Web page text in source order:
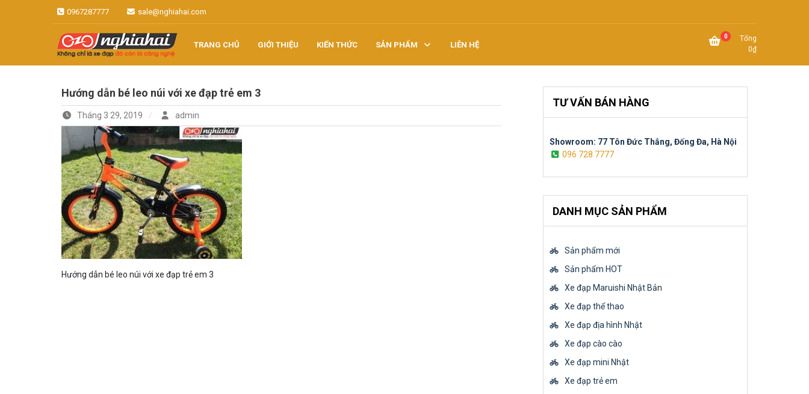
0967287777 sale@nghiahai.com
Nghĩa Hải
Không chỉ là xe đạp, đó còn là
TRANG CHỦ GIỚI THIỆU KIẾN THỨC SẢN PHẨM LIÊN HỆ
0
Tổng
0₫
Hướng dẫn bé leo núi với xe đạp trẻ em 3
Tháng 3 29, 2019 admin
Hướng dẫn bé leo núi với xe đạp trẻ em 3
TƯ VẤN BÁN HÀNG
Showroom: 77 Tôn Đức Thắng, Đống Đa, Hà Nội
096 728 7777
DANH MỤC SẢN PHẨM
Sản phẩm mới
Sản phẩm HOT
Xe đạp Maruishi Nhật Bản
Xe đạp thể thao
Xe đạp địa hình Nhật
Xe đạp cào cào
Xe đạp mini Nhật
Xe đạp trẻ em